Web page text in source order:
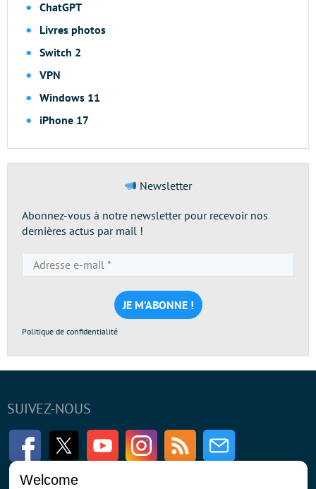
ChatGPT
Livres photos
Switch 2
VPN
Windows 11
iPhone 17
Newsletter
Abonnez-vous à notre newsletter pour recevoir nos
dernières actus par mail !
e-
mail
*
Politique de confidentialité
SUIVEZ-NOUS
FacebookTwitter Youtube InstagramRSS Newsletter
Welcome